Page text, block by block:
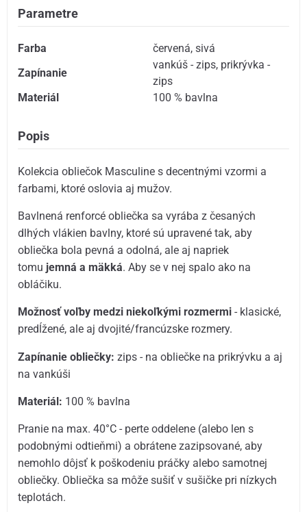
Parametre
Farba červená,sivá
Zapínanie
vankúš - zips, prikrývka -
zips
Materiál
100 % bavlna
Popis
Kolekcia obliečok Masculine s decentnými vzormi a
farbami, ktoré oslovia aj mužov.
Bavlnená renforcé obliečka sa vyrába z česaných
dlhých vlákien bavlny, ktoré sú upravené tak, aby
obliečka bola pevná a odolná, ale aj napriek
tomu jemná a mäkká. Aby se v nej spalo ako na
obláčiku.
Možnosť voľby medzi niekoľkými rozmermi - klasické,
predĺžené, ale aj dvojité/francúzske rozmery.
Zapínanie obliečky: zips - na obliečke na prikrývku a aj
na vankúši
Materiál: 100 % bavlna
Pranie na max. 40°C - perte oddelene (alebo len s
podobnými odtieňmi) a obrátene zazipsované, aby
nemohlo dôjsť k poškodeniu práčky alebo samotnej
obliečky. Obliečka sa môže sušiť v sušičke pri nízkych
teplotách.